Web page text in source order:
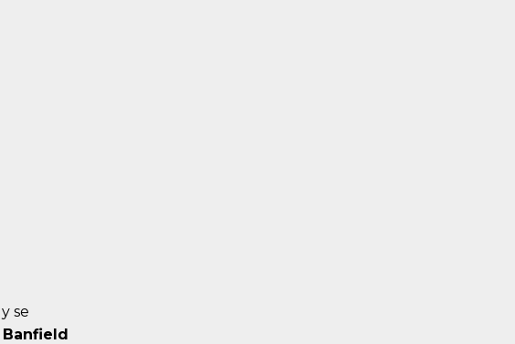
y se
Banfield